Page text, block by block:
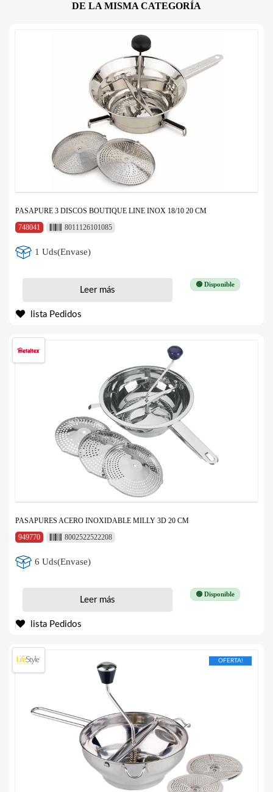
DE LA MISMA CATEGORÍA
PASAPURE 3 DISCOS BOUTIQUE LINE INOX 18/10 20 CM
748041
8011126101085
1 Uds(Envase)
🟢 Disponible
Leer más
lista Pedidos
PASAPURES ACERO INOXIDABLE MILLY 3D 20 CM
949770
8002522522208
6 Uds(Envase)
🟢 Disponible
Leer más
lista Pedidos
OFERTA!